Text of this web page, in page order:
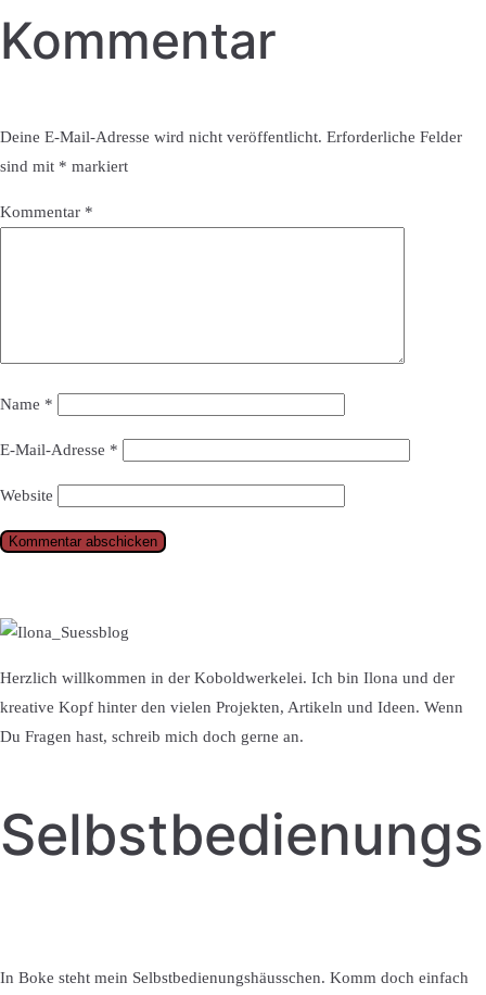
Kommentar
Deine E-Mail-Adresse wird nicht veröffentlicht. Erforderliche Felder
sind mit * markiert
Kommentar *
Name *
E-Mail-Adresse *
Website
Herzlich willkommen in der Koboldwerkelei. Ich bin Ilona und der
kreative Kopf hinter den vielen Projekten, Artikeln und Ideen. Wenn
Du Fragen hast, schreib mich doch gerne an.
In Boke steht mein Selbstbedienungshäusschen. Komm doch einfach